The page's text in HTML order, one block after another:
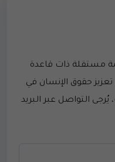
مستقلة ذات قاعدة
عام 2014 بهدف تعزيز حقوق الإنسان في
التواصل عبر البريد